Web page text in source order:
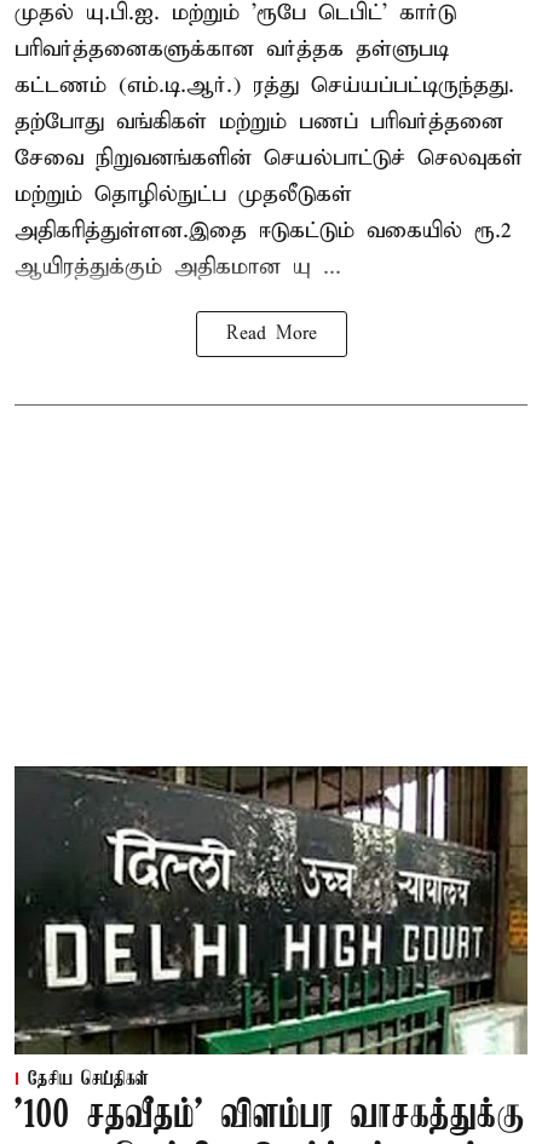
முதல் யு.பி.ஐ. மற்றும் 'ரூபே டெபிட்' கார்டு
பரிவர்த்தனைகளுக்கான வர்த்தக தள்ளுபடி
கட்டணம் (எம்.டி.ஆர்.) ரத்து செய்யப்பட்டிருந்தது.
தற்போது வங்கிகள் மற்றும் பணப் பரிவர்த்தனை
சேவை நிறுவனங்களின் செயல்பாட்டுச் செலவுகள்
மற்றும் தொழில்நுட்ப முதலீடுகள்
அதிகரித்துள்ளன.இதை ஈடுகட்டும் வகையில் ரூ.2
ஆயிரத்துக்கும் அதிகமான யு ...
Read More
தேசிய செய்திகள்
'100 சதவீதம்' விளம்பர வாசகத்துக்கு